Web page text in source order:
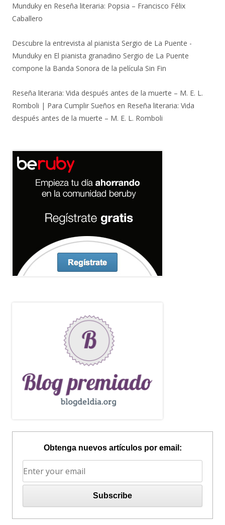
Munduky en Reseña literaria: Popsia – Francisco Félix
Caballero
Descubre la entrevista al pianista Sergio de La Puente -
Munduky en El pianista granadino Sergio de La Puente
compone la Banda Sonora de la película Sin Fin
Reseña literaria: Vida después antes de la muerte – M. E. L.
Romboli | Para Cumplir Sueños en Reseña literaria: Vida
después antes de la muerte – M. E. L. Romboli
Obtenga nuevos artículos por email: